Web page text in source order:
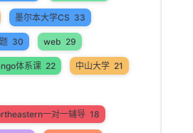
墨尔本大学CS 33
30 web 29
体系课 22 中山大学 21
一对一辅导 18